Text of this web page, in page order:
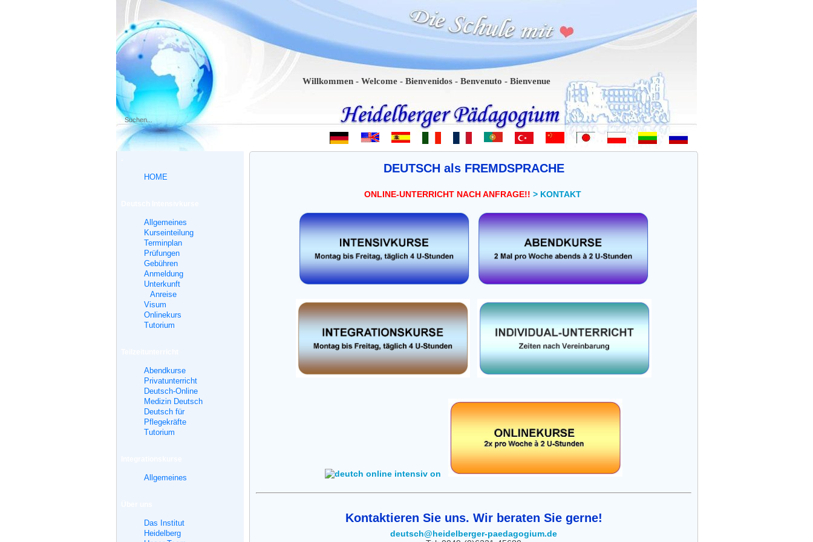
Willkommen - Welcome - Bienvenidos - Benvenuto - Bienvenue - Bem-vindo - Hoş geldiniz! - 欢迎 - ようこそ - Witamy - Sveiki atvykę
HOME
Allgemeines
Kurseinteilung
Terminplan
Prüfungen
Gebühren
Anmeldung
Unterkunft
Anreise
Visum
Onlinekurs
Tutorium
Abendkurse
Privatunterricht
Deutsch-Online
Medizin Deutsch
Deutsch für
Pflegekräfte
Tutorium
Allgemeines
Das Institut
Heidelberg
DEUTSCH als FREMDSPRACHE
ONLINE-UNTERRICHT NACH ANFRAGE!! > KONTAKT
Kontaktieren Sie uns. Wir beraten Sie gerne!
deutsch@heidelberger-paedagogium.de